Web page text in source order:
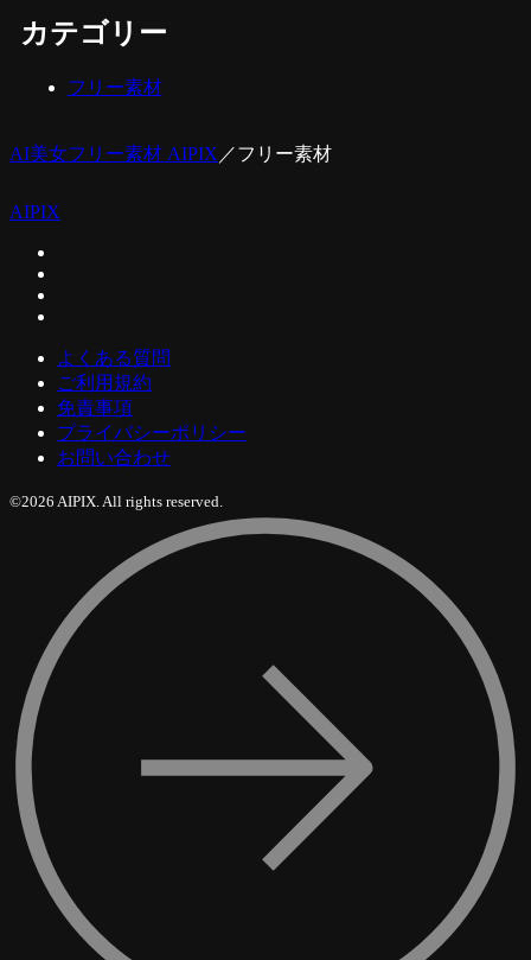
カテゴリー
フリー素材
AI美女フリー素材 AIPIX ／フリー素材
AIPIX
よくある質問
ご利用規約
免責事項
プライバシーポリシー
お問い合わせ
©2026 AIPIX. All rights reserved.